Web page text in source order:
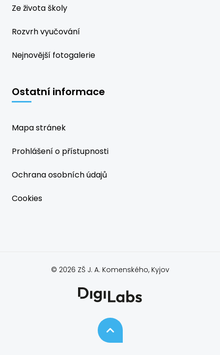
Ze života školy
Rozvrh vyučování
Nejnovější fotogalerie
Ostatní informace
Mapa stránek
Prohlášení o přístupnosti
Ochrana osobních údajů
Cookies
© 2026 ZŠ J. A. Komenského, Kyjov